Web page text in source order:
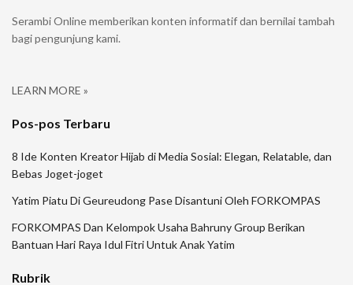
Serambi Online memberikan konten informatif dan bernilai tambah
bagi pengunjung kami.
LEARN MORE »
Pos-pos Terbaru
8 Ide Konten Kreator Hijab di Media Sosial: Elegan, Relatable, dan
Bebas Joget-joget
Yatim Piatu Di Geureudong Pase Disantuni Oleh FORKOMPAS
FORKOMPAS Dan Kelompok Usaha Bahruny Group Berikan
Bantuan Hari Raya Idul Fitri Untuk Anak Yatim
Rubrik